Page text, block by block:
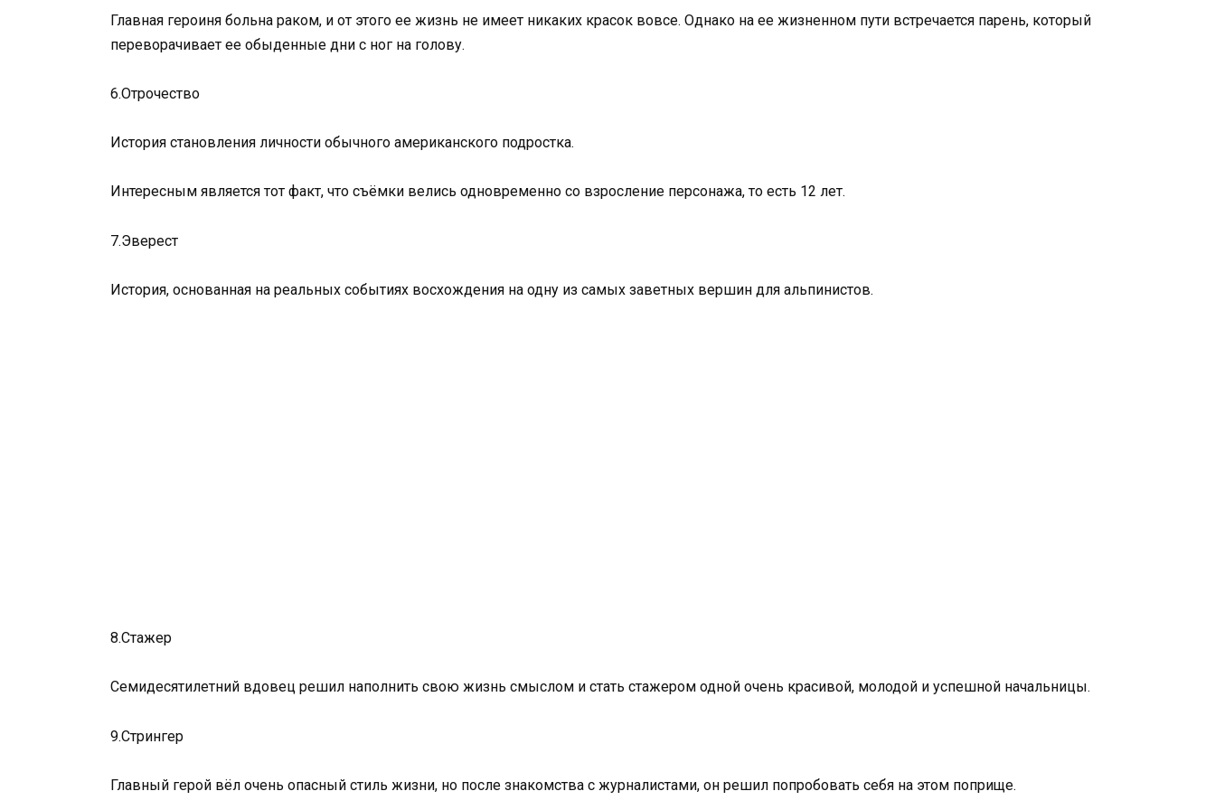
Главная героиня больна раком, и от этого ее жизнь не имеет никаких красок вовсе. Однако на ее жизненном пути встречается парень, который
переворачивает ее обыденные дни с ног на голову.
6.Отрочество
История становления личности обычного американского подростка.
Интересным является тот факт, что съёмки велись одновременно со взросление персонажа, то есть 12 лет.
7.Эверест
История, основанная на реальных событиях восхождения на одну из самых заветных вершин для альпинистов.
8.Стажер
Семидесятилетний вдовец решил наполнить свою жизнь смыслом и стать стажером одной очень красивой, молодой и успешной начальницы.
9.Стрингер
Главный герой вёл очень опасный стиль жизни, но после знакомства с журналистами, он решил попробовать себя на этом поприще.